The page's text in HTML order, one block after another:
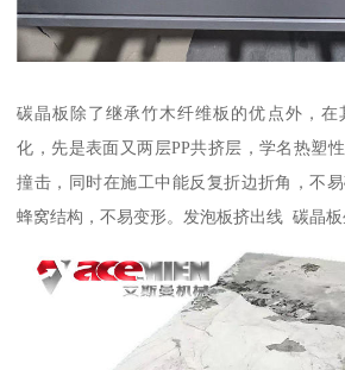
碳晶板除了继承竹木纤维板的优点外，在
化，先是表面又两层PP共挤层，学名热塑
撞击，同时在施工中能反复折边折角，不
蜂窝结构，不易变形。发泡板挤出线 碳晶